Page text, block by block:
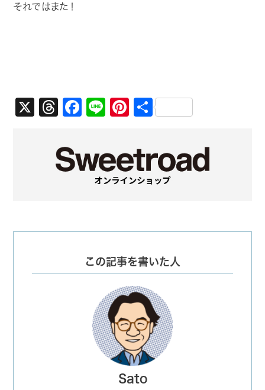
それではまた！
X Threads
Facebook
LinePinterest
共
この記事を書いた人
Sato